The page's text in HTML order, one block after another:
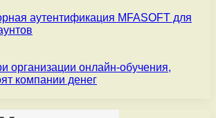
аутентификация MFASOFT для
организации онлайн-обучения,
компании денег